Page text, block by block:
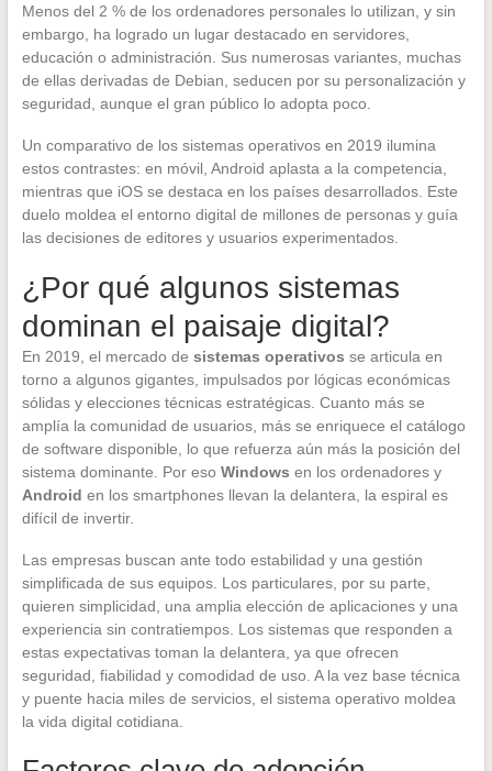
Menos del 2 % de los ordenadores personales lo utilizan, y sin
embargo, ha logrado un lugar destacado en servidores,
educación o administración. Sus numerosas variantes, muchas
de ellas derivadas de Debian, seducen por su personalización y
seguridad, aunque el gran público lo adopta poco.
Un comparativo de los sistemas operativos en 2019 ilumina
estos contrastes: en móvil, Android aplasta a la competencia,
mientras que iOS se destaca en los países desarrollados. Este
duelo moldea el entorno digital de millones de personas y guía
las decisiones de editores y usuarios experimentados.
¿Por qué algunos sistemas
dominan el paisaje digital?
En 2019, el mercado de sistemas operativos se articula en
torno a algunos gigantes, impulsados por lógicas económicas
sólidas y elecciones técnicas estratégicas. Cuanto más se
amplía la comunidad de usuarios, más se enriquece el catálogo
de software disponible, lo que refuerza aún más la posición del
sistema dominante. Por eso Windows en los ordenadores y
Android en los smartphones llevan la delantera, la espiral es
difícil de invertir.
Las empresas buscan ante todo estabilidad y una gestión
simplificada de sus equipos. Los particulares, por su parte,
quieren simplicidad, una amplia elección de aplicaciones y una
experiencia sin contratiempos. Los sistemas que responden a
estas expectativas toman la delantera, ya que ofrecen
seguridad, fiabilidad y comodidad de uso. A la vez base técnica
y puente hacia miles de servicios, el sistema operativo moldea
la vida digital cotidiana.